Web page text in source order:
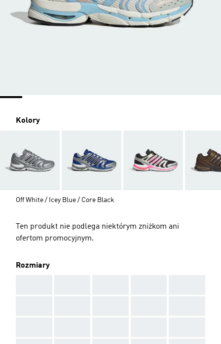
Kolory
Off White / Icey Blue / Core Black
Ten produkt nie podlega niektórym zniżkom ani
ofertom promocyjnym.
Rozmiary